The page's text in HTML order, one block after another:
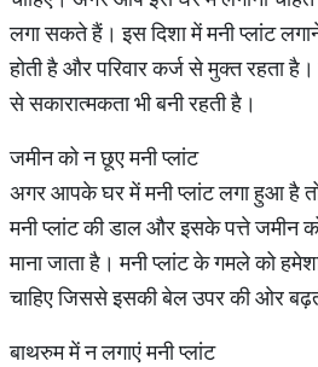
लगा सकते हैं। इस दिशा में मनी प्लांट
होती है और परिवार कर्ज से मुक्त रहता
से सकारात्मकता भी बनी रहती है।
जमीन को न छूए मनी प्लांट
अगर आपके घर में मनी प्लांट लगा हुआ है
मनी प्लांट की डाल और इसके पत्ते जमीन
माना जाता है। मनी प्लांट के गमले को
चाहिए जिससे इसकी बेल उपर की ओर
बाथरुम में न लगाएं मनी प्लांट